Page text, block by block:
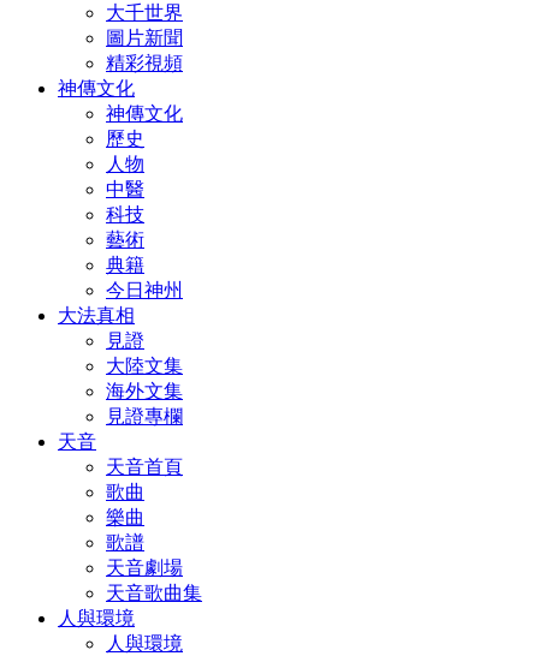
大千世界
圖片新聞
精彩視頻
神傳文化
神傳文化
歷史
人物
中醫
科技
藝術
典籍
今日神州
大法真相
見證
大陸文集
海外文集
見證專欄
天音
天音首頁
歌曲
樂曲
歌譜
天音劇場
天音歌曲集
人與環境
人與環境